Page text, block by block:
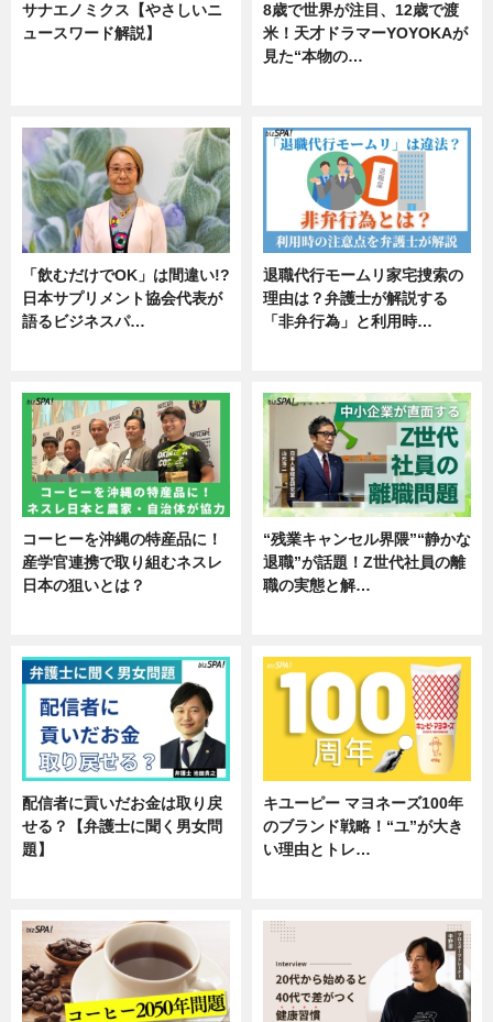
サナエノミクス【やさしいニ
ュースワード解説】
8歳で世界が注目、12歳で渡
米！天才ドラマーYOYOKAが
見た“本物の…
「飲むだけでOK」は間違い!?
日本サプリメント協会代表が
語るビジネスパ…
退職代行モームリ家宅捜索の
理由は？弁護士が解説する
「非弁行為」と利用時…
コーヒーを沖縄の特産品に！
産学官連携で取り組むネスレ
日本の狙いとは？
“残業キャンセル界隈”“静かな
退職”が話題！Z世代社員の離
職の実態と解…
配信者に貢いだお金は取り戻
せる？【弁護士に聞く男女問
題】
キユーピー マヨネーズ100年
のブランド戦略！“ユ”が大き
い理由とトレ…